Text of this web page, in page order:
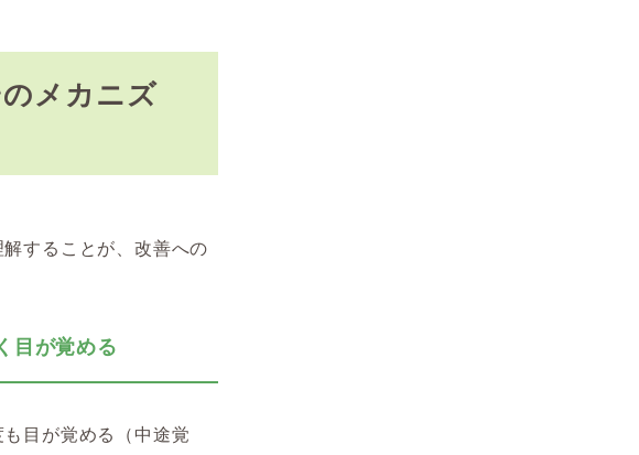
メカニズ
することが、改善への
目が覚める
目が覚める（中途覚